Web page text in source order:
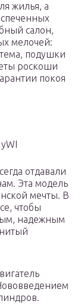
жилья, а
салон,
мелочей:
подушки
роскоши
покоя
отдавали
Эта модель
мечты. В
чтобы
надежным